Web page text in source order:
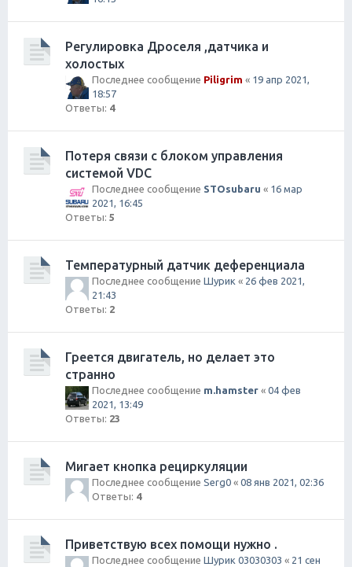
Регулировка Дроселя ,датчика и
холостых
Последнее сообщение Piligrim « 19 апр 2021,
18:57
Ответы: 4
Потеря связи с блоком управления
системой VDC
Последнее сообщение STOsubaru « 16 мар
2021, 16:45
Ответы: 5
Температурный датчик деференциала
Последнее сообщение Шурик « 26 фев 2021,
21:43
Ответы: 2
Греется двигатель, но делает это
странно
Последнее сообщение m.hamster « 04 фев
2021, 13:49
Ответы: 23
Мигает кнопка рециркуляции
Последнее сообщение Serg0 « 08 янв 2021, 02:36
Ответы: 4
Приветствую всех помощи нужно .
Последнее сообщение Шурик 03030303 « 21 сен